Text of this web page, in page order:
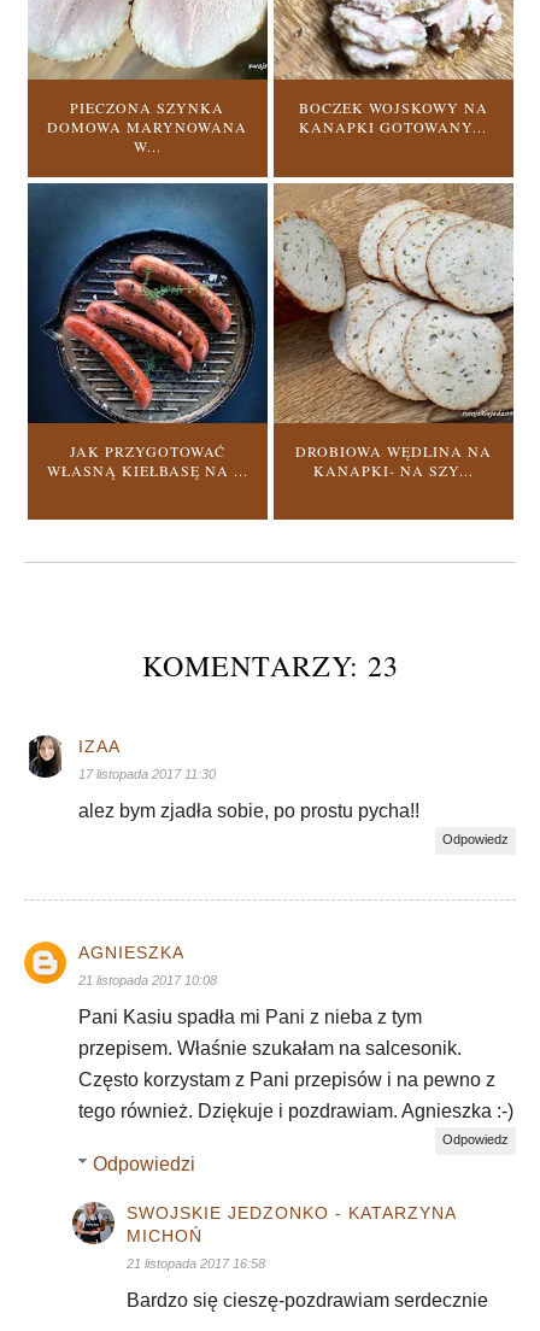
PIECZONA SZYNKA
DOMOWA MARYNOWANA
W...
BOCZEK WOJSKOWY NA
KANAPKI GOTOWANY...
JAK PRZYGOTOWAĆ
WŁASNĄ KIEŁBASĘ NA ...
DROBIOWA WĘDLINA NA
KANAPKI- NA SZY...
KOMENTARZY: 23
IZAA
17 listopada 2017 11:30
alez bym zjadła sobie, po prostu pycha!!
Odpowiedz
AGNIESZKA
21 listopada 2017 10:08
Pani Kasiu spadła mi Pani z nieba z tym
przepisem. Właśnie szukałam na salcesonik.
Często korzystam z Pani przepisów i na pewno z
tego również. Dziękuje i pozdrawiam. Agnieszka :-)
Odpowiedz
Odpowiedzi
SWOJSKIE JEDZONKO - KATARZYNA
MICHOŃ
21 listopada 2017 16:58
Bardzo się cieszę-pozdrawiam serdecznie